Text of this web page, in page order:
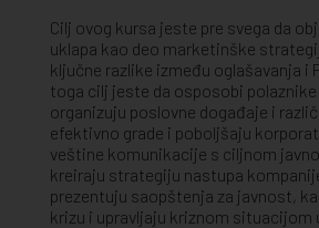
Cilj ovog kursa jeste pre svega da
uklapa kao deo marketinške
ključne razlike između oglašavanja i
toga cilj jeste da osposobi polaznike
organizuju poslovne događaje i
efektivno grade i poboljšaju
veštine komunikacije s ciljnom
kreiraju strategiju nastupa
prezentuju saopštenja za javnost,
krizu i upravljaju kriznom situacijom